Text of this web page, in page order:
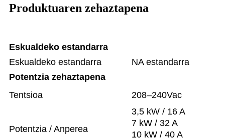
Produktuaren zehaztapena
Eskualdeko estandarra
Eskualdeko estandarra
NA estandarra
Potentzia zehaztapena
Tentsioa
208–240Vac
Potentzia / Anperea
3,5 kW / 16 A
7 kW / 32 A
10 kW / 40 A